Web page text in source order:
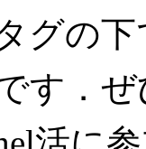
グの
す．